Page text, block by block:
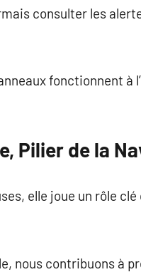
consulter les
fonctionnent à
Pilier de la
elle joue un rôle
nous contribuons à